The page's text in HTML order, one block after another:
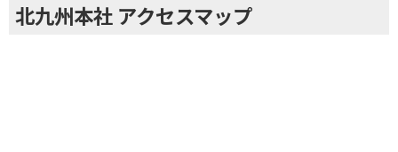
北九州本社 アクセスマップ